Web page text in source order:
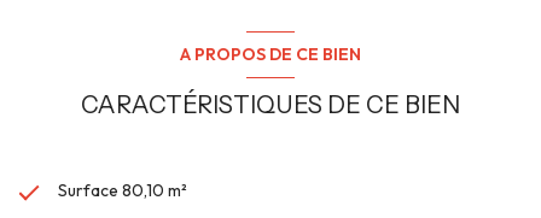
A PROPOS DE CE BIEN
CARACTÉRISTIQUES DE CE BIEN
Surface 80,10 m²